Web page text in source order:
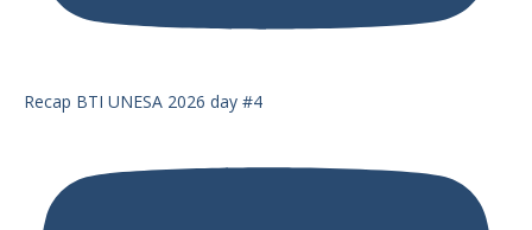
Recap BTI UNESA 2026 day #4